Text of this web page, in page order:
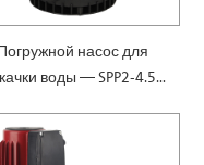
Погружной насос для
воды — SPP2-4.5-